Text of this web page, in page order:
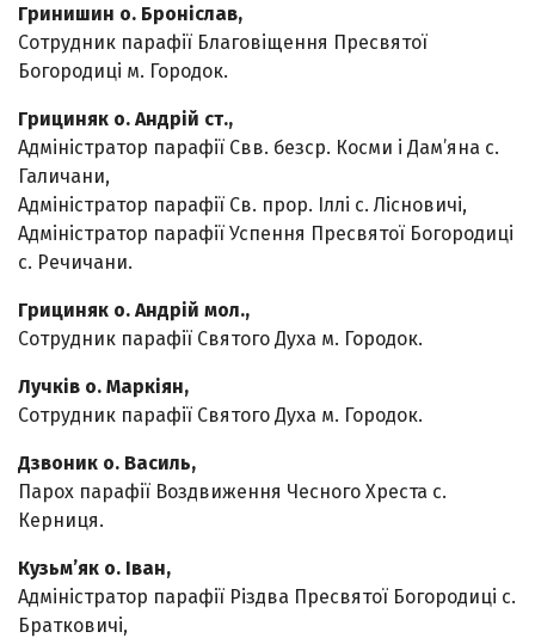
Гринишин о. Броніслав,
Сотрудник парафії Благовіщення Пресвятої
Богородиці м. Городок.
Грициняк о. Андрій ст.,
Адміністратор парафії Свв. безср. Косми і Дам’яна с.
Галичани,
Адміністратор парафії Св. прор. Іллі с. Лісновичі,
Адміністратор парафії Успення Пресвятої Богородиці
с. Речичани.
Грициняк о. Андрій мол.,
Сотрудник парафії Святого Духа м. Городок.
Лучків о. Маркіян,
Сотрудник парафії Святого Духа м. Городок.
Дзвоник о. Василь,
Парох парафії Воздвиження Чесного Хреста с.
Керниця.
Кузьм’як о. Іван,
Адміністратор парафії Різдва Пресвятої Богородиці с.
Братковичі,